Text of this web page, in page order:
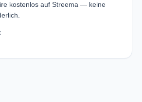
kostenlos auf Streema — keine